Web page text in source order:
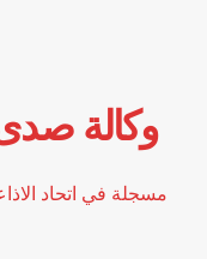
وكالة صدى
مسجلة في اتحاد